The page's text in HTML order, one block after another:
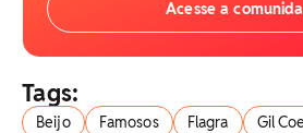
Acesse a
Tags:
Beijo Famosos Flagra Gil